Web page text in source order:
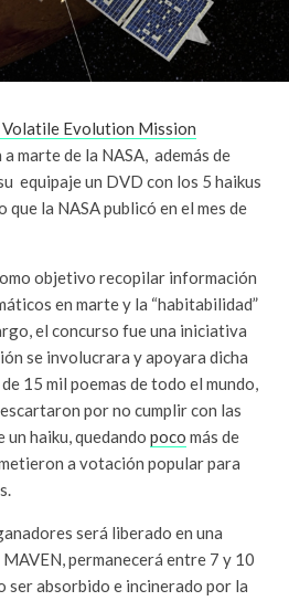
Evolution Mission
marte de la NASA, además de
equipaje un DVD con los 5 haikus
que la NASA publicó en el mes de
objetivo recopilar información
en marte y la “habitabilidad”
el concurso fue una iniciativa
se involucrara y apoyara dicha
15 mil poemas de todo el mundo,
por no cumplir con las
haiku, quedando poco más de
a votación popular para
será liberado en una
permanecerá entre 7 y 10
ser absorbido e incinerado por la